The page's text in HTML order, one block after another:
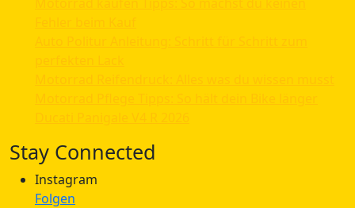
Stay Connected
Instagram
Folgen